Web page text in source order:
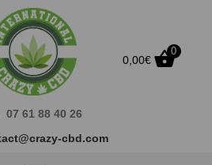
0,00€
0
07 61 88 40 26
cbd.com